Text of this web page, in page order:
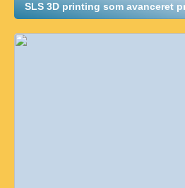
SLS 3D printing som avanceret